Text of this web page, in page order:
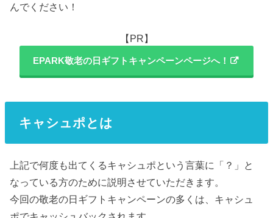
んでください！
【PR】
EPARK敬老の日ギフトキャンペーンページへ！
キャシュポとは
上記で何度も出てくるキャシュポという言葉に「？」と
なっている方のために説明させていただきます。
今回の敬老の日ギフトキャンペーンの多くは、キャシュ